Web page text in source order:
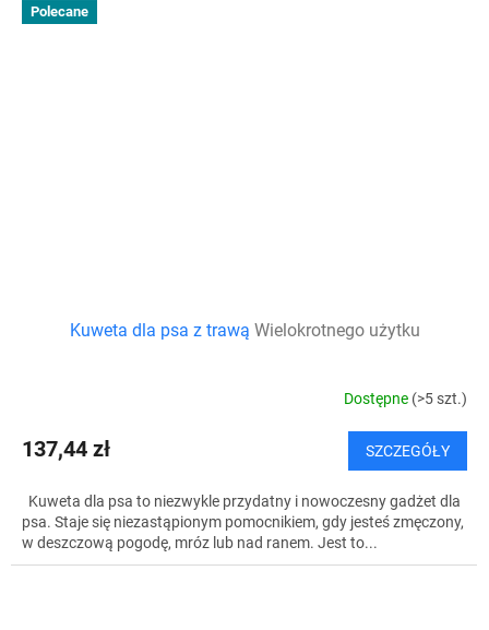
Polecane
Kuweta dla psa z trawą Wielokrotnego użytku
Dostępne (>5 szt.)
137,44 zł SZCZEGÓŁY
Kuweta dla psa to niezwykle przydatny i nowoczesny gadżet dla
psa. Staje się niezastąpionym pomocnikiem, gdy jesteś zmęczony,
w deszczową pogodę, mróz lub nad ranem. Jest to...